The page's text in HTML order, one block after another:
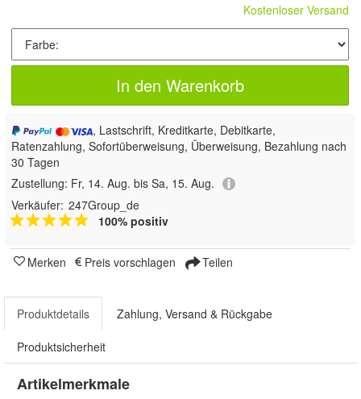
Kostenloser Versand
In den Warenkorb
, Lastschrift, Kreditkarte, Debitkarte,
Ratenzahlung, Sofortüberweisung, Überweisung, Bezahlung nach
30 Tagen
Zustellung: Fr, 14. Aug. bis Sa, 15. Aug.
Verkäufer: 247Group_de
100% positiv
Merken Preis vorschlagen Teilen
Produktdetails Zahlung, Versand & Rückgabe
Produktsicherheit
Artikelmerkmale